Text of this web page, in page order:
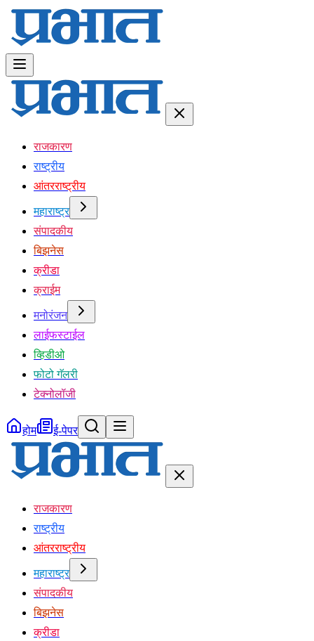
राजकारण
राष्ट्रीय
आंतरराष्ट्रीय
महाराष्ट्र
संपादकीय
बिझनेस
क्रीडा
क्राईम
मनोरंजन
लाईफस्टाईल
व्हिडीओ
फोटो गॅलरी
टेक्नोलॉजी
होम ई-पेपर
राजकारण
राष्ट्रीय
आंतरराष्ट्रीय
महाराष्ट्र
संपादकीय
बिझनेस
क्रीडा